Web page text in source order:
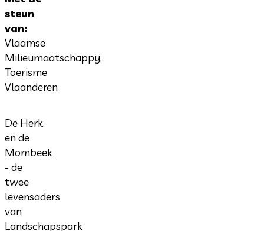
steun
van:
Vlaamse
Milieumaatschappij,
Toerisme
Vlaanderen
De Herk
en de
Mombeek
- de
twee
levensaders
van
Landschapspark